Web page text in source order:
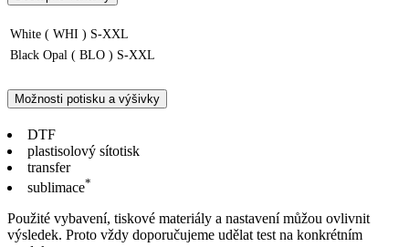
White ( WHI ) S-XXL
Black Opal ( BLO ) S-XXL
Možnosti potisku a výšivky
DTF
plastisolový sítotisk
transfer
sublimace*
Použité vybavení, tiskové materiály a nastavení můžou ovlivnit
výsledek. Proto vždy doporučujeme udělat test na konkrétním